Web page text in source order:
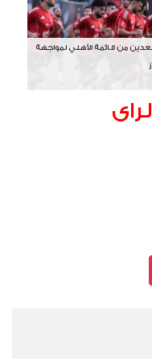
من قائمة الأهلي لمواجهة